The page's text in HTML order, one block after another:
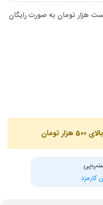
هزار تومان به صورت رایگان
کارمزد